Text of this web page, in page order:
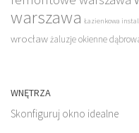
warszawa Łazienkowa
wrocławżaluzje okienne
WNĘTRZA
Skonfiguruj okno idealne